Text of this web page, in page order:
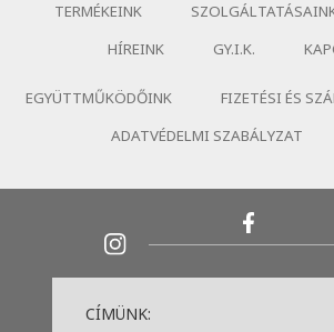
TERMÉKEINK
HÍREINK
GY.I.K.
EGYÜTTMŰKÖDŐINK
FIZETÉSI ÉS
ADATVÉDELMI SZABÁLYZAT
CÍMÜNK: